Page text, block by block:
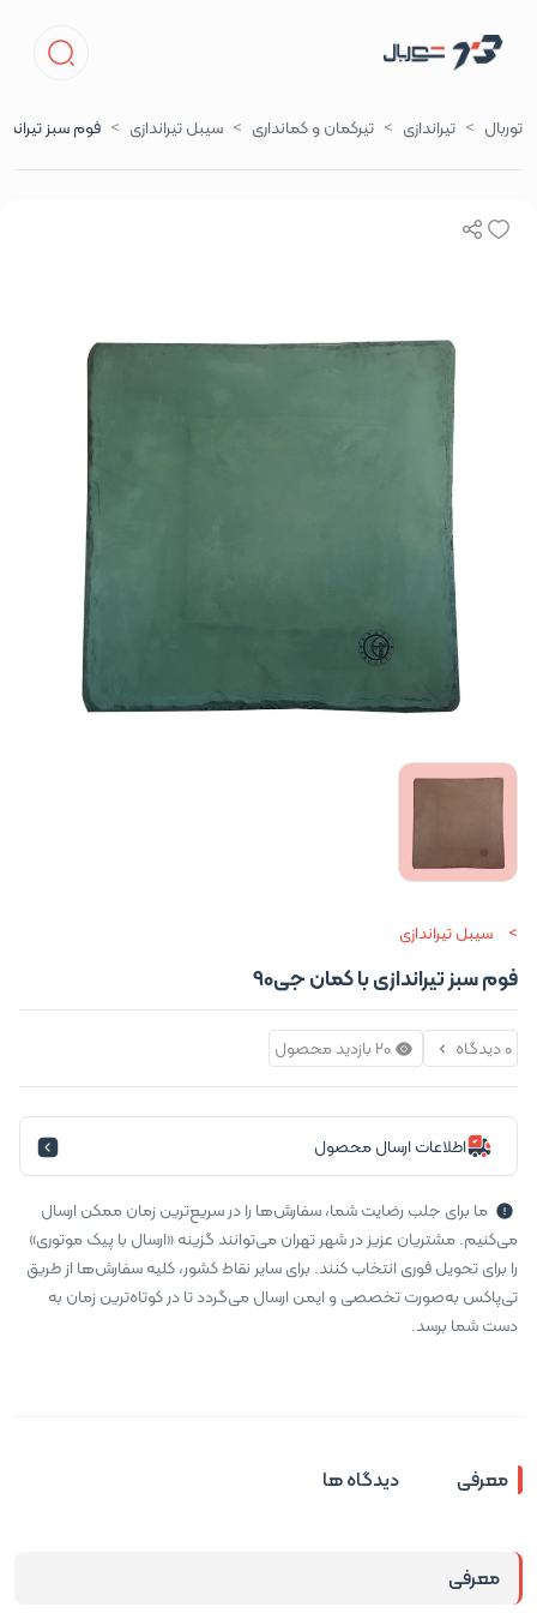
توربال تیراندازی تیرکمان و کمانداری سیبل تیراندازی فوم سبز
سیبل تیراندازی
فوم سبز تیراندازی با کمان جی90
0 دیدگاه 20 بازدید محصول
اطلاعات ارسال محصول
ما برای جلب رضایت شما، سفارش‌ها را در سریع‌ترین زمان ممکن ارسال
می‌کنیم. مشتریان عزیز در شهر تهران می‌توانند گزینه «ارسال با پیک موتوری»
را برای تحویل فوری انتخاب کنند. برای سایر نقاط کشور، کلیه سفارش‌ها از طریق
تی‌پاکس به‌صورت تخصصی و ایمن ارسال می‌گردد تا در کوتاه‌ترین زمان به
دست شما برسد.
معرفی دیدگاه ها
معرفی